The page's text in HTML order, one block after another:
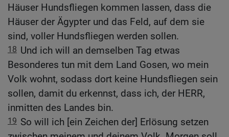
Häuser Hundsfliegen kommen lassen, dass die
Häuser der Ägypter und das Feld, auf dem sie
sind, voller Hundsfliegen werden sollen.
18 Und ich will an demselben Tag etwas
Besonderes tun mit dem Land Gosen, wo mein
Volk wohnt, sodass dort keine Hundsfliegen sein
sollen, damit du erkennst, dass ich, der HERR,
inmitten des Landes bin.
19 So will ich [ein Zeichen der] Erlösung setzen